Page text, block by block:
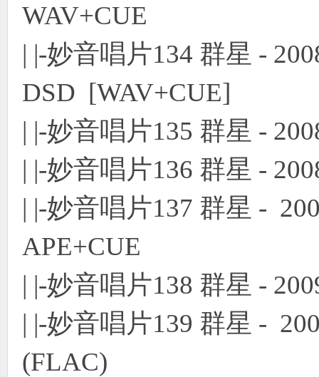
WAV+CUE
| |-妙音唱片134 群星 -
DSD [WAV+CUE]
| |-妙音唱片135 群星 -
| |-妙音唱片136 群星 -
| |-妙音唱片137 群星 -
APE+CUE
| |-妙音唱片138 群星 -
| |-妙音唱片139 群星 -
(FLAC)